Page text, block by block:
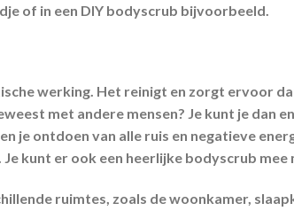
of in een DIY bodyscrub bijvoorbeeld.
werking. Het reinigt en zorgt ervoor
met andere mensen? Je kunt je dan
je ontdoen van alle ruis en negatieve
Je kunt er ook een heerlijke bodyscrub mee
ruimtes, zoals de woonkamer,